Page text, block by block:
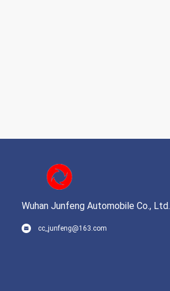
Wuhan Junfeng Automobile Co., Ltd.
cc_junfeng@163.com